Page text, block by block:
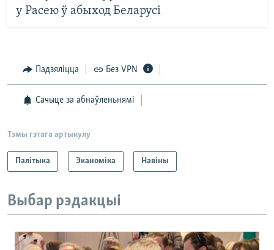
у Расею ў абыход Беларусі
Падзяліцца Без VPN
Сачыце за абнаўленьнямі
Тэмы гэтага артыкулу
Палітыка Эканоміка Навіны
Выбар рэдакцыі